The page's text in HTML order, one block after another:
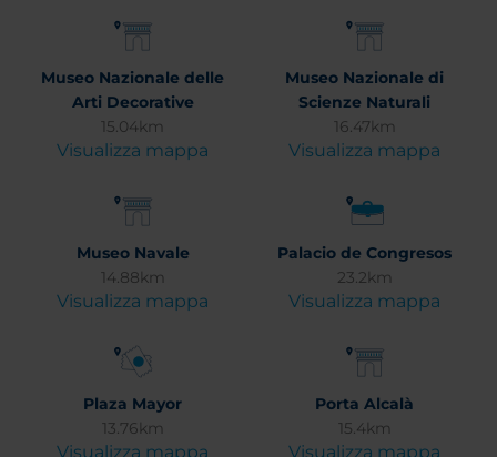
Museo Nazionale delle
Arti Decorative
15.04km
Visualizza mappa
Museo Nazionale di
Scienze Naturali
16.47km
Visualizza mappa
Museo Navale
14.88km
Visualizza mappa
Palacio de Congresos
23.2km
Visualizza mappa
Plaza Mayor
13.76km
Visualizza mappa
Porta Alcalà
15.4km
Visualizza mappa